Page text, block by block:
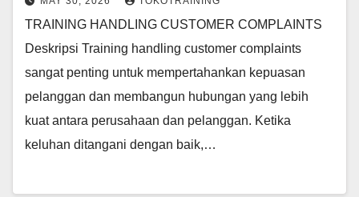
TRAINING HANDLING CUSTOMER COMPLAINTS
Deskripsi Training handling customer complaints
sangat penting untuk mempertahankan kepuasan
pelanggan dan membangun hubungan yang lebih
kuat antara perusahaan dan pelanggan. Ketika
keluhan ditangani dengan baik,…